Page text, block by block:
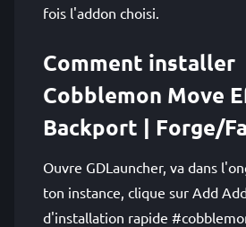
fois l'addon choisi.
Comment installer
Cobblemon Move
Backport | Forge/
Ouvre GDLauncher, va dans
ton instance, clique sur Add
d'installation rapide